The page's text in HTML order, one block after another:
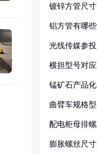
镀锌方管尺
铝方管有哪
光线传媒参
横担型号对
锰矿石产品
曲臂车规格
配电柜母排
膨胀螺丝尺